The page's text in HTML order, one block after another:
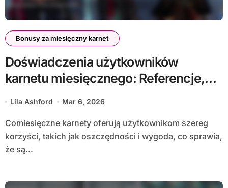
Bonusy za miesięczny karnet
Doświadczenia użytkowników
karnetu miesięcznego: Referencje,
Opinie
Lila Ashford Mar 6, 2026
Comiesięczne karnety oferują użytkownikom szereg
korzyści, takich jak oszczędności i wygoda, co sprawia,
że są...